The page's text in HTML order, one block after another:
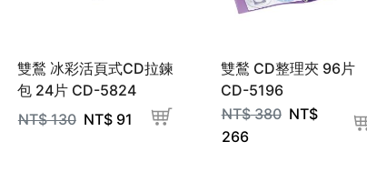
雙鶖 冰彩活頁式CD拉鍊
包 24片 CD-5824
NT$130 NT$91
雙鶖 CD整理夾 96片
CD-5196
NT$380 NT$
266